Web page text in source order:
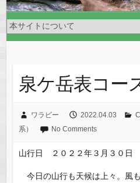
泉ケ岳表コー
ワラビー 2022.04.03
系）
No Comments
山行日 ２０２２年３月３０
今日の山行も天候は上々。風